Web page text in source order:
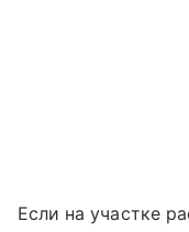
Если на участке